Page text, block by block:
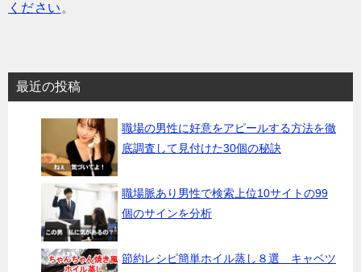
ください 。
最近の投稿
職場の男性に好意をアピールする方法を徹
底調査して見付けた30個の秘訣
職場脈あり男性で検索上位10サイトの99
個のサインを分析
節約レシピ簡単ホイル蒸し８選 キャベツ